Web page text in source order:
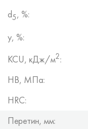
d5, %:
y, %:
KCU, кДж/м2:
HB, МПа:
HRC:
Перетин, мм: